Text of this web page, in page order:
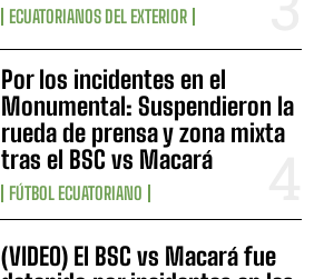
ECUATORIANOS DEL EXTERIOR
Por los incidentes en el
Monumental: Suspendieron la
rueda de prensa y zona mixta
tras el BSC vs Macará
FÚTBOL ECUATORIANO
(VIDEO) El BSC vs Macará fue